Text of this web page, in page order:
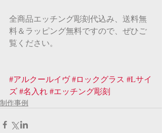
全商品エッチング彫刻代込み、送料無
料＆ラッピング無料ですので、ぜひご
覧ください。
#アルクールイヴ#ロックグラス #Lサイ
ズ#名入れ#エッチング彫刻
制作事例